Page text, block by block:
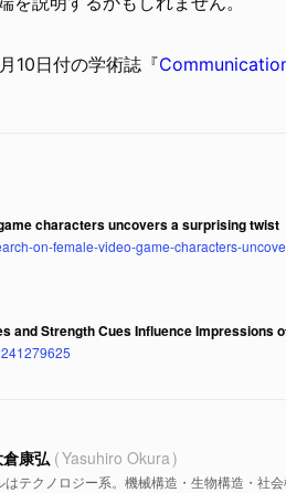
10日付の学術誌『
characters uncovers a surprising twist
on-female-video-game-characters-
and Strength Cues Influence Impressions
康弘 Yasuhiro Okura
はテクノロジー系。機械構造・生物構造・社